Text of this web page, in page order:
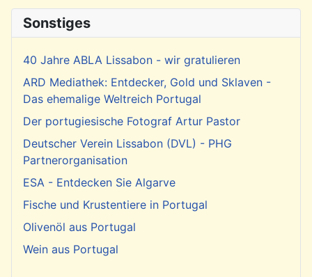
Sonstiges
40 Jahre ABLA Lissabon - wir gratulieren
ARD Mediathek: Entdecker, Gold und Sklaven -
Das ehemalige Weltreich Portugal
Der portugiesische Fotograf Artur Pastor
Deutscher Verein Lissabon (DVL) - PHG
Partnerorganisation
ESA - Entdecken Sie Algarve
Fische und Krustentiere in Portugal
Olivenöl aus Portugal
Wein aus Portugal